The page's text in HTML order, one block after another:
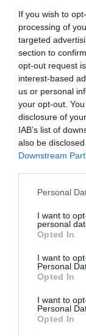
If you wish to
processing of
targeted
section to
opt-out request
interest-based
us or personal
your opt-out.
disclosure of
IAB’s list of
also be
Downstream
Personal
I want to
personal
Opted In
I want to
Personal
Opted In
I want to
Personal
Opted In
DIARIO DE
Diario de la
Audiencia
ingente
por Redacción
Artículos
por Eulogio López